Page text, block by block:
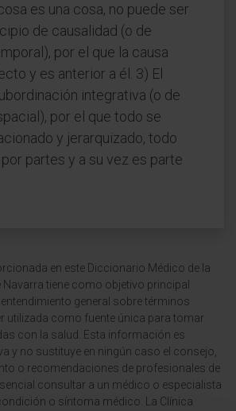
es una cosa, no puede ser
de causalidad (o de
por el que la causa
y es anterior a él. 3) El
integrativa (o de
por el que todo se
y jerarquizado, todo
partes y a su vez es parte
en este Diccionario Médico de la
Navarra tiene como objetivo principal
general sobre términos
utilizada como fuente única para tomar
con la salud. Esta información es
y no sustituye en ningún caso el consejo,
o recomendaciones de profesionales de
consultar a un médico o especialista
o síntoma médico. La Clínica